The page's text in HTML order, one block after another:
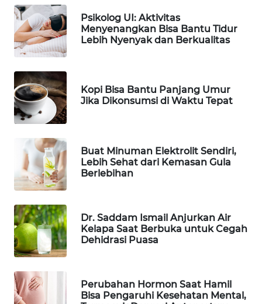
Psikolog UI: Aktivitas
Menyenangkan Bisa Bantu Tidur
Lebih Nyenyak dan Berkualitas
Kopi Bisa Bantu Panjang Umur
Jika Dikonsumsi di Waktu Tepat
Buat Minuman Elektrolit Sendiri,
Lebih Sehat dari Kemasan Gula
Berlebihan
Dr. Saddam Ismail Anjurkan Air
Kelapa Saat Berbuka untuk Cegah
Dehidrasi Puasa
Perubahan Hormon Saat Hamil
Bisa Pengaruhi Kesehatan Mental,
WAHANA
TANI
WAHANA
WAHANA
INFRASTRUKTUR
WAHANA
KONSUMEN
WAHANA
LISTRIK
WAHANA
TRAVEL
TV